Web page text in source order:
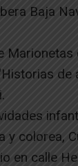
Baja
Marionetas
de
y colorea,
en calle